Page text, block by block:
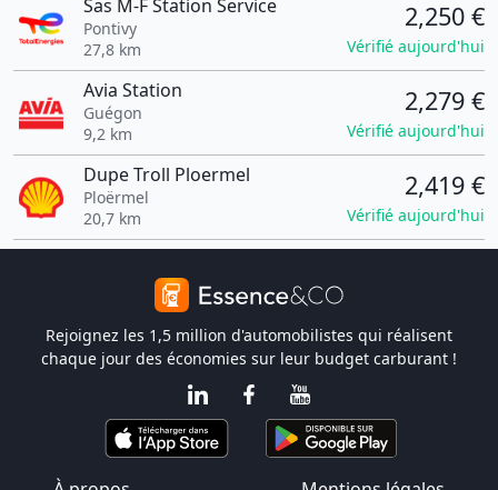
Sas M-F Station Service
Pontivy
27,8 km
2,250 €
Vérifié aujourd'hui
Avia Station
Guégon
9,2 km
2,279 €
Vérifié aujourd'hui
Dupe Troll Ploermel
Ploërmel
20,7 km
2,419 €
Vérifié aujourd'hui
Rejoignez les 1,5 million d'automobilistes qui réalisent
chaque jour des économies sur leur budget carburant !